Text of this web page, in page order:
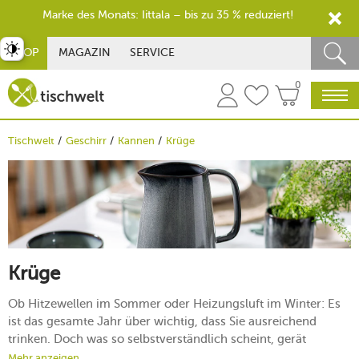
SHOP MAGAZIN SERVICE
0
Tischwelt Geschirr Kannen Krüge
Krüge
Ob Hitzewellen im Sommer oder Heizungsluft im Winter: Es
ist das gesamte Jahr über wichtig, dass Sie ausreichend
trinken. Doch was so selbstverständlich scheint, gerät
umschalten
Marke des Monats: Iittala – bis zu 35 % reduziert!